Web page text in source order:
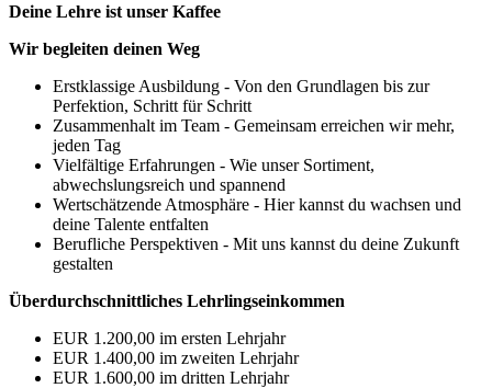
Deine Lehre ist unser Kaffee
Wir begleiten deinen Weg
Erstklassige Ausbildung - Von den Grundlagen bis zur
Perfektion, Schritt für Schritt
Zusammenhalt im Team - Gemeinsam erreichen wir mehr,
jeden Tag
Vielfältige Erfahrungen - Wie unser Sortiment,
abwechslungsreich und spannend
Wertschätzende Atmosphäre - Hier kannst du wachsen und
deine Talente entfalten
Berufliche Perspektiven - Mit uns kannst du deine Zukunft
gestalten
Überdurchschnittliches Lehrlingseinkommen
EUR 1.200,00 im ersten Lehrjahr
EUR 1.400,00 im zweiten Lehrjahr
EUR 1.600,00 im dritten Lehrjahr